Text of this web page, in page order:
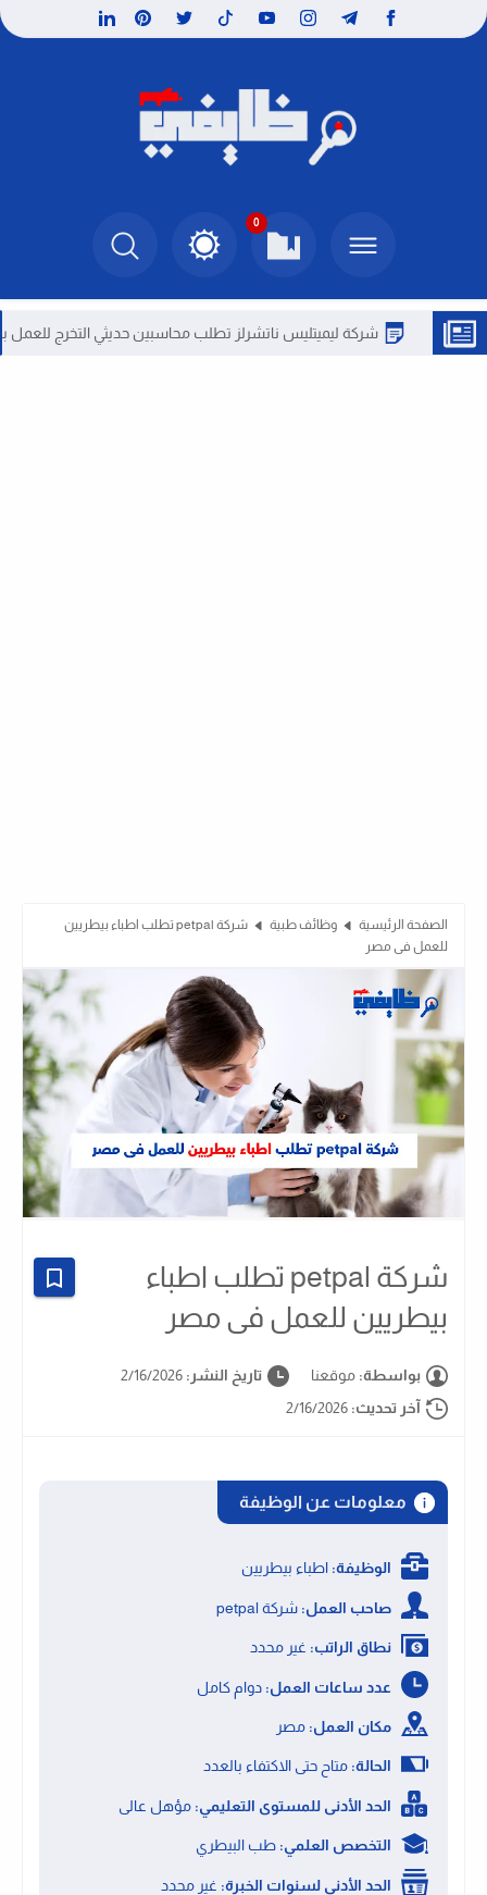
0
شركة ليميتليس ناتشرلز تطلب محاسبين حديثي التخرج للعمل بمصر
الصفحة الرئيسية وظائف طبية
شركة petpal تطلب اطباء بيطريين
للعمل فى مصر
شركة petpal تطلب اطباء
بيطريين للعمل فى مصر
بواسطة: موقعنا تاريخ النشر: 2/16/2026
آخر تحديث: 2/16/2026
معلومات عن الوظيفة
الوظيفة: اطباء بيطريين
صاحب العمل: شركة petpal
نطاق الراتب: غير محدد
عدد ساعات العمل: دوام كامل
مكان العمل: مصر
الحالة: متاح حتى الاكتفاء بالعدد
الحد الأدنى للمستوى التعليمي: مؤهل عالى
التخصص العلمي: طب البيطري
الحد الأدنى لسنوات الخبرة: غير محدد